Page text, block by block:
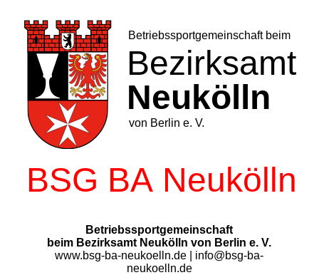
content
Betriebssportgemeinschaft
beim Bezirksamt Neukölln von Berlin e. V.
www.bsg-ba-neukoelln.de | info@bsg-ba-
neukoelln.de